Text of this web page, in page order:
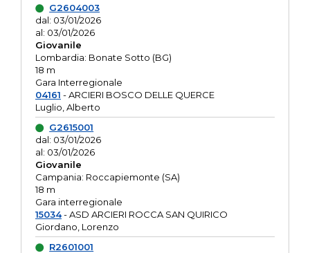
G2604003
dal: 03/01/2026
al: 03/01/2026
Giovanile
Lombardia: Bonate Sotto (BG)
18 m
Gara Interregionale
04161 - ARCIERI BOSCO DELLE QUERCE
Luglio, Alberto
G2615001
dal: 03/01/2026
al: 03/01/2026
Giovanile
Campania: Roccapiemonte (SA)
18 m
Gara interregionale
15034- ASD ARCIERI ROCCA SAN QUIRICO
Giordano, Lorenzo
R2601001